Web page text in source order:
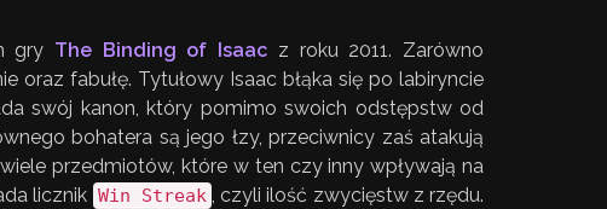
gry The Binding of Isaac z roku 2011. Zarówno
oraz fabułę. Tytułowy Isaac błąka się po labiryncie
swój kanon, który pomimo swoich odstępstw od
bohatera są jego łzy, przeciwnicy zaś atakują
przedmiotów, które w ten czy inny wpływają na
licznik Win Streak , czyli ilość zwycięstw z rzędu.